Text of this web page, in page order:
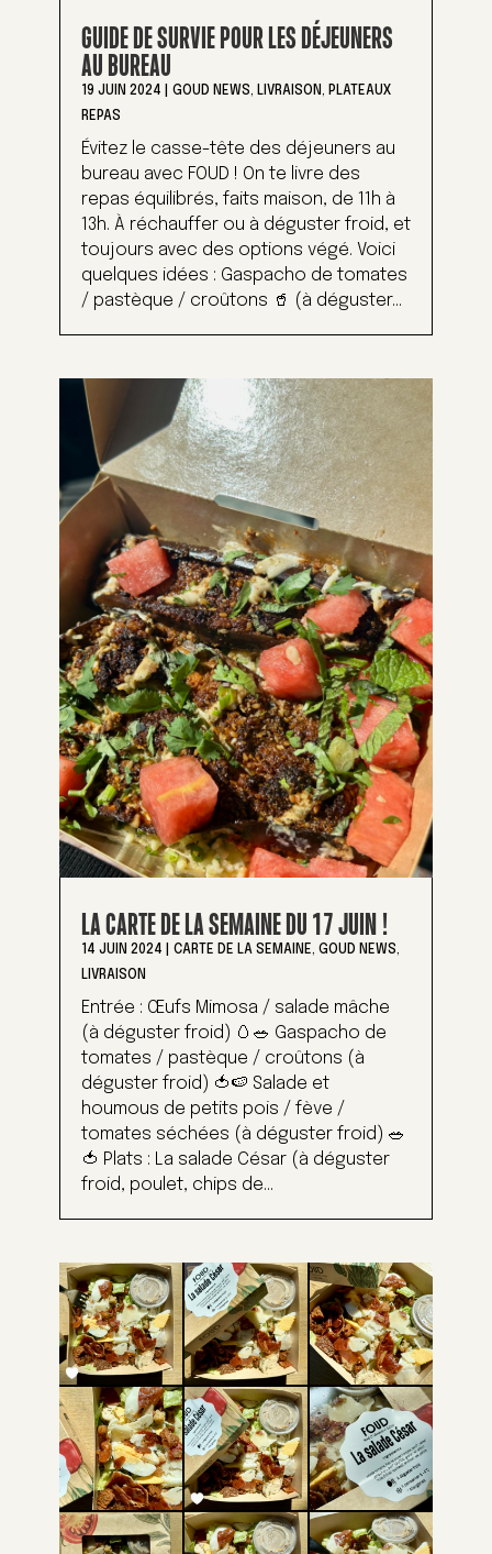
GUIDE DE SURVIE POUR LES DÉJEUNERS
AU BUREAU
19 JUIN 2024 GOUD NEWS, LIVRAISON, PLATEAUX
REPAS
Évitez le casse-tête des déjeuners au
bureau avec FOUD ! On te livre des
repas équilibrés, faits maison, de 11h à
13h. À réchauffer ou à déguster froid, et
toujours avec des options végé. Voici
quelques idées : Gaspacho de tomates
/ pastèque / croûtons 🥤 (à déguster...
LA CARTE DE LA SEMAINE DU 17 JUIN !
14 JUIN 2024 CARTE DE LA SEMAINE, GOUD NEWS,
LIVRAISON
Entrée : Œufs Mimosa / salade mâche
(à déguster froid) 🥚🥗 Gaspacho de
tomates / pastèque / croûtons (à
déguster froid) 🍅🍉 Salade et
houmous de petits pois / fève /
tomates séchées (à déguster froid) 🥗
🍅 Plats : La salade César (à déguster
froid, poulet, chips de...